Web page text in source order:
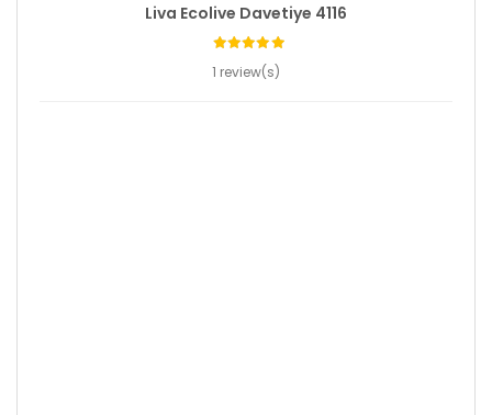
Liva Ecolive Davetiye 4116
1 review(s)